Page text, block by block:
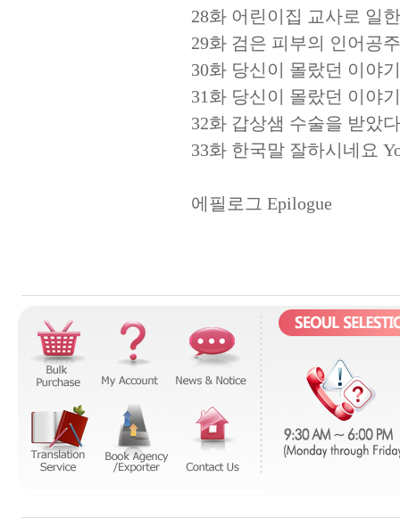
28화 어린이집 교사로 일한
29화 검은 피부의 인어공
30화 당신이 몰랐던 이야기
31화 당신이 몰랐던 이야기
32화 갑상샘 수술을 받았
33화 한국말 잘하시네요
에필로그 Epilogue